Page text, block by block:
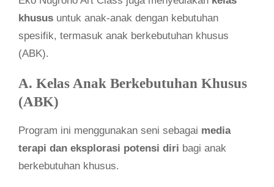
khusus untuk anak-anak dengan kebutuhan
spesifik, termasuk anak berkebutuhan khusus
(ABK).
A. Kelas Anak Berkebutuhan Khusus
(ABK)
Program ini menggunakan seni sebagai media
terapi dan eksplorasi potensi diri bagi anak
berkebutuhan khusus.